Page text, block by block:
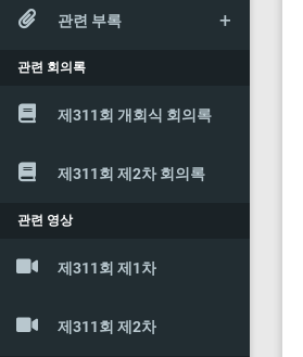
관련 부록
관련 회의록
제311회 개회식 회의록
제311회 제2차 회의록
관련 영상
제311회 제1차
제311회 제2차